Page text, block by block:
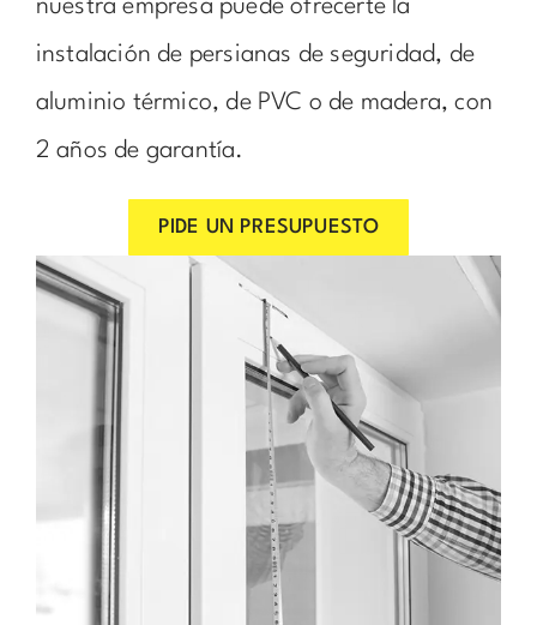
nuestra empresa puede ofrecerte la
instalación de persianas de seguridad, de
aluminio térmico, de PVC o de madera, con
2 años de garantía.
PIDE UN PRESUPUESTO